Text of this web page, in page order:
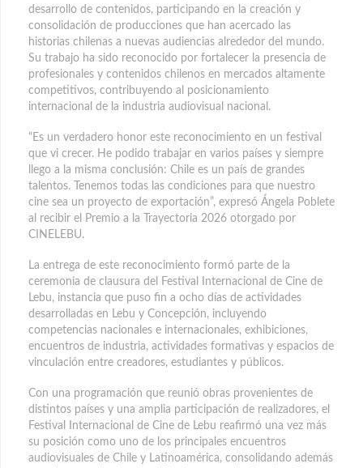
desarrollo de contenidos, participando en la creación y
consolidación de producciones que han acercado las
historias chilenas a nuevas audiencias alrededor del mundo.
Su trabajo ha sido reconocido por fortalecer la presencia de
profesionales y contenidos chilenos en mercados altamente
competitivos, contribuyendo al posicionamiento
internacional de la industria audiovisual nacional.
“Es un verdadero honor este reconocimiento en un festival
que vi crecer. He podido trabajar en varios países y siempre
llego a la misma conclusión: Chile es un país de grandes
talentos. Tenemos todas las condiciones para que nuestro
cine sea un proyecto de exportación”, expresó Ángela Poblete
al recibir el Premio a la Trayectoria 2026 otorgado por
CINELEBU.
La entrega de este reconocimiento formó parte de la
ceremonia de clausura del Festival Internacional de Cine de
Lebu, instancia que puso fin a ocho días de actividades
desarrolladas en Lebu y Concepción, incluyendo
competencias nacionales e internacionales, exhibiciones,
encuentros de industria, actividades formativas y espacios de
vinculación entre creadores, estudiantes y públicos.
Con una programación que reunió obras provenientes de
distintos países y una amplia participación de realizadores, el
Festival Internacional de Cine de Lebu reafirmó una vez más
su posición como uno de los principales encuentros
audiovisuales de Chile y Latinoamérica, consolidando además